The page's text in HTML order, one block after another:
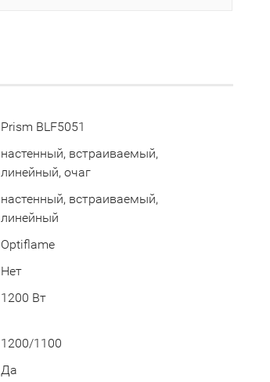
Prism BLF5051
настенный, встраиваемый,
линейный, очаг
настенный, встраиваемый,
линейный
Optiflame
Нет
1200 Вт
1200/1100
Да